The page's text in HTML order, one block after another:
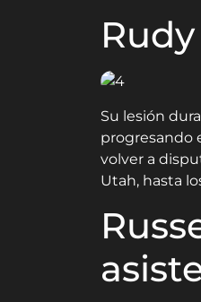
Su lesión
progresando
volver a
Utah, hasta